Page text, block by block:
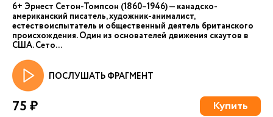
6+ Эрнест Сетон-Томпсон (1860–1946) — канадско-
американский писатель, художник-анималист,
естествоиспытатель и общественный деятель британского
происхождения. Один из основателей движения скаутов в
США. Сето...
ПОСЛУШАТЬ ФРАГМЕНТ
75 ₽ Купить